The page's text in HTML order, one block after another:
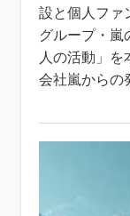
設と個人ファ
グループ・嵐
人の活動」
会社嵐からの